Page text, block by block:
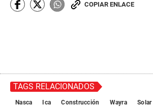
COPIAR ENLACE
TAGS RELACIONADOS
Nasca Ica Construcción Wayra Solar